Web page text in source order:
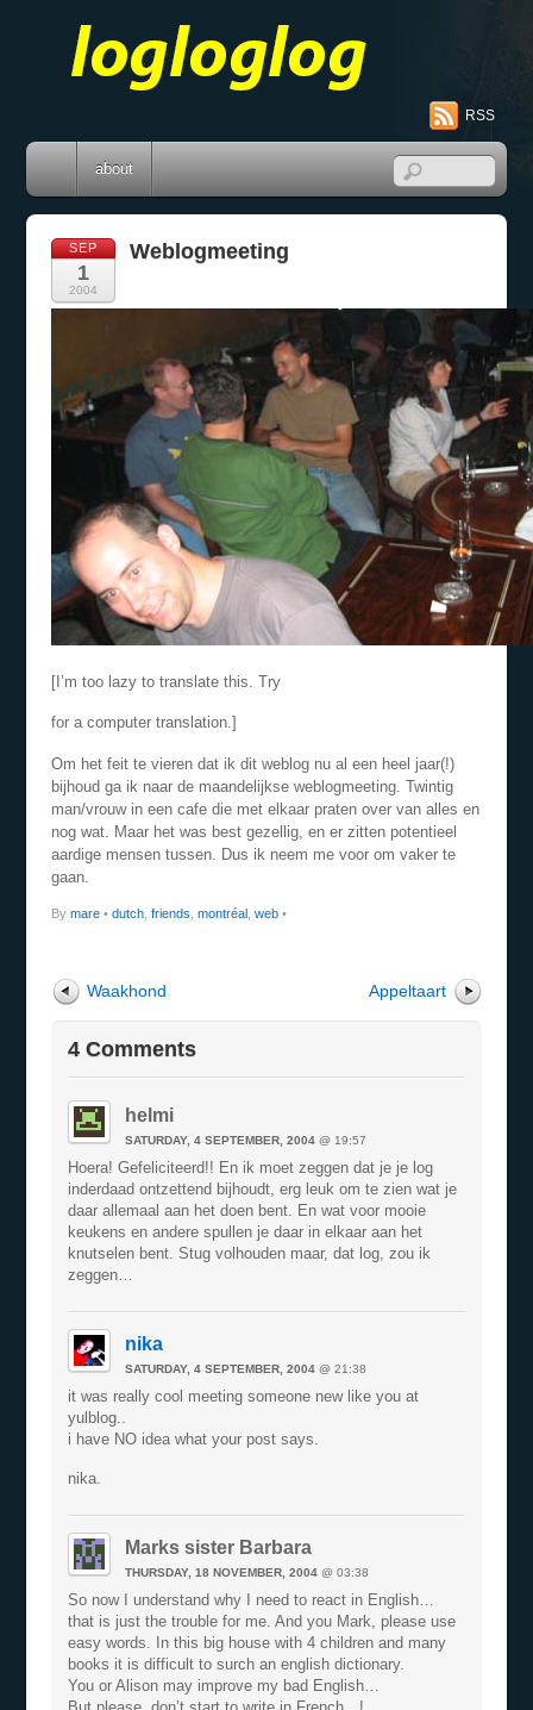
RSS
about
SEP
1
2004
Weblogmeeting
[I’m too lazy to translate this. Try
for a computer translation.]
Om het feit te vieren dat ik dit weblog nu al een heel jaar(!)
bijhoud ga ik naar de maandelijkse weblogmeeting. Twintig
man/vrouw in een cafe die met elkaar praten over van alles en
nog wat. Maar het was best gezellig, en er zitten potentieel
aardige mensen tussen. Dus ik neem me voor om vaker te
gaan.
By mare• dutch, friends montréal web•
Waakhond Appeltaart
4 Comments
helmi
SATURDAY, 4 SEPTEMBER, 2004 @ 19:57
Hoera! Gefeliciteerd!! En ik moet zeggen dat je je log
inderdaad ontzettend bijhoudt, erg leuk om te zien wat je
daar allemaal aan het doen bent. En wat voor mooie
keukens en andere spullen je daar in elkaar aan het
knutselen bent. Stug volhouden maar, dat log, zou ik
zeggen…
nika
SATURDAY, 4 SEPTEMBER, 2004 @ 21:38
it was really cool meeting someone new like you at
yulblog..
i have NO idea what your post says.
nika.
Marks sister Barbara
THURSDAY, 18 NOVEMBER, 2004 @ 03:38
So now I understand why I need to react in English…
that is just the trouble for me. And you Mark, please use
easy words. In this big house with 4 children and many
books it is difficult to surch an english dictionary.
You or Alison may improve my bad English…